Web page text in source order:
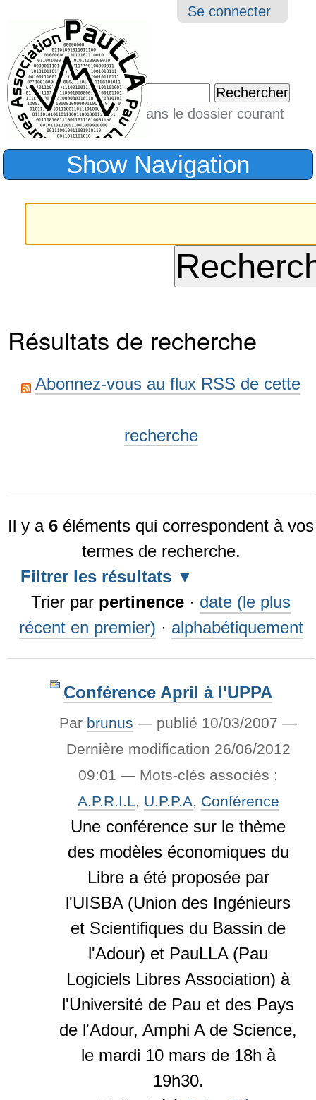
Outils
Se connecter
Chercher par
Seulement dans le dossier courant
Recherche
Show Navigation
Résultats de recherche
Abonnez-vous au flux RSS de cette
recherche
Il y a6 éléments qui correspondent à vos
termes de recherche.
Filtrer les résultats
Trier par pertinence · date (le plus
récent en premier) · alphabétiquement
Conférence April à l'UPPA
Par brunus — publié 10/03/2007—
Dernière modification 26/06/2012
09:01— Mots-clés associés :
A.P.R.I.L, U.P.P.A, Conférence
Une conférence sur le thème
des modèles économiques du
Libre a été proposée par
l'UISBA (Union des Ingénieurs
et Scientifiques du Bassin de
l'Adour) et PauLLA (Pau
Logiciels Libres Association) à
l'Université de Pau et des Pays
de l'Adour, Amphi A de Science,
le mardi 10 mars de 18h à
19h30.